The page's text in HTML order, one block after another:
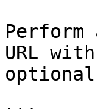
Perform
URL